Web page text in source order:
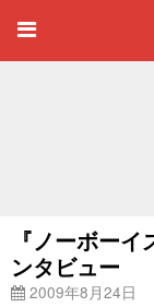
『ノーボー
ンタビュー
2009年8月24日